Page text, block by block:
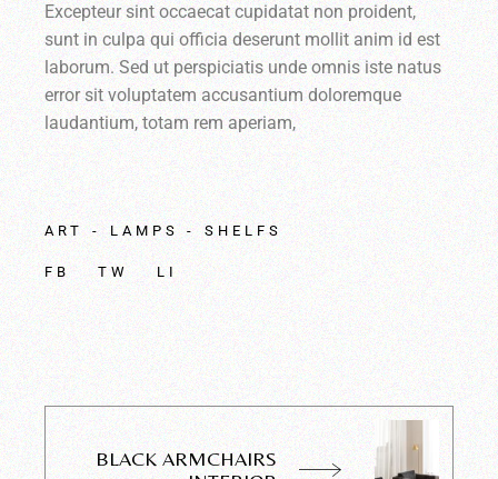
Excepteur sint occaecat cupidatat non proident,
sunt in culpa qui officia deserunt mollit anim id est
laborum. Sed ut perspiciatis unde omnis iste natus
error sit voluptatem accusantium doloremque
laudantium, totam rem aperiam,
ART LAMPS SHELFS
FB TW LI
BLACK ARMCHAIRS